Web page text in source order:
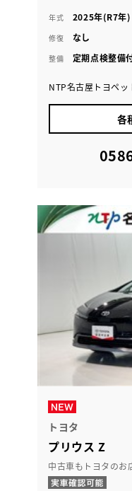
年式 2025年(R7年)
修復 なし
整備 定期点検整備
NTP名古屋トヨペ
各
トヨタ
プリウス Z
中古車もトヨタのお